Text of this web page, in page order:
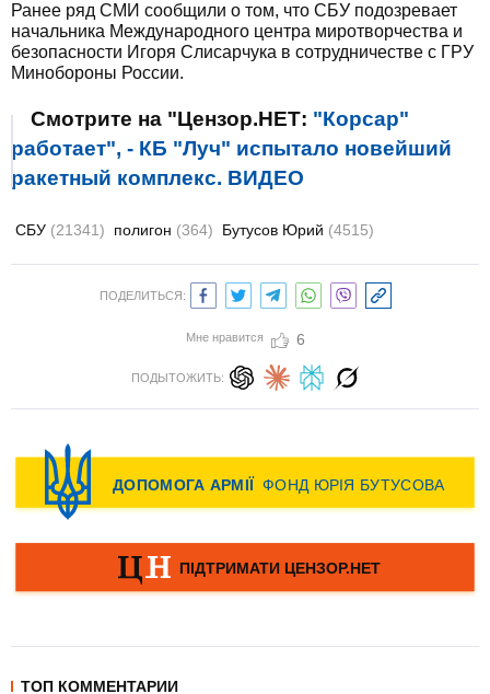
Ранее ряд СМИ сообщили о том, что СБУ подозревает
начальника Международного центра миротворчества и
безопасности Игоря Слисарчука в сотрудничестве с ГРУ
Минобороны России.
Смотрите на "Цензор.НЕТ: "Корсар"
работает", - КБ "Луч" испытало новейший
ракетный комплекс. ВИДЕО
СБУ (21341) полигон (364) Бутусов Юрий (4515)
ПОДЕЛИТЬСЯ:
Мне нравится 6
ПОДЫТОЖИТЬ:
ТОП КОММЕНТАРИИ